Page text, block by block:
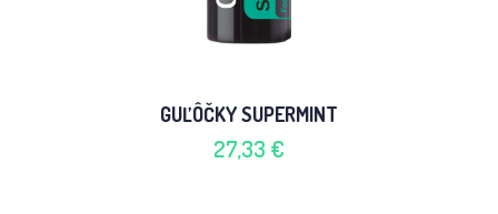
GUĽÔČKY SUPERMINT
27,33 €